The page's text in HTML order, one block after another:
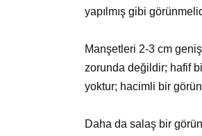
yapılmış gibi
Manşetleri 2-3 cm
zorunda değildir; hafif
yoktur; hacimli bir
Daha da salaş bir